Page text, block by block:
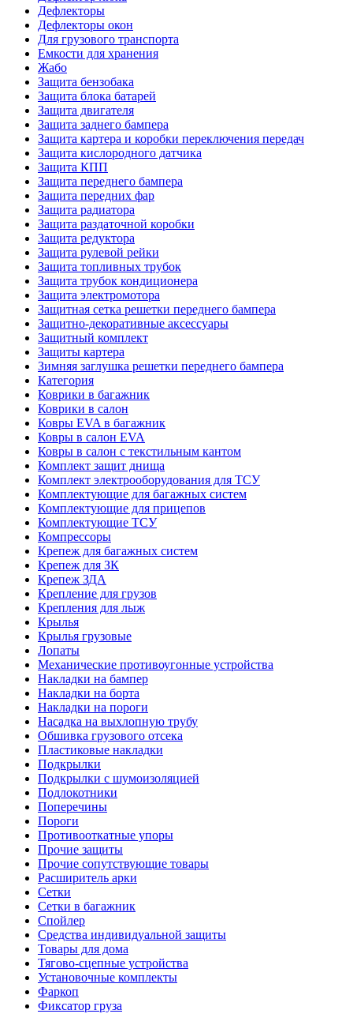
Дефлекторы
Дефлекторы окон
Для грузового транспорта
Емкости для хранения
Жабо
Защита бензобака
Защита блока батарей
Защита двигателя
Защита заднего бампера
Защита картера и коробки переключения передач
Защита кислородного датчика
Защита КПП
Защита переднего бампера
Защита передних фар
Защита радиатора
Защита раздаточной коробки
Защита редуктора
Защита рулевой рейки
Защита топливных трубок
Защита трубок кондиционера
Защита электромотора
Защитная сетка решетки переднего бампера
Защитно-декоративные аксессуары
Защитный комплект
Защиты картера
Зимняя заглушка решетки переднего бампера
Категория
Коврики в багажник
Коврики в салон
Ковры EVA в багажник
Ковры в салон EVA
Ковры в салон с текстильным кантом
Комплект защит днища
Комплект электрооборудования для ТСУ
Комплектующие для багажных систем
Комплектующие для прицепов
Комплектующие ТСУ
Компрессоры
Крепеж для багажных систем
Крепеж для ЗК
Крепеж ЗДА
Крепление для грузов
Крепления для лыж
Крылья
Крылья грузовые
Лопаты
Механические противоугонные устройства
Накладки на бампер
Накладки на борта
Накладки на пороги
Насадка на выхлопную трубу
Обшивка грузового отсека
Пластиковые накладки
Подкрылки
Подкрылки с шумоизоляцией
Подлокотники
Поперечины
Пороги
Противооткатные упоры
Прочие защиты
Прочие сопутствующие товары
Расширитель арки
Сетки
Сетки в багажник
Спойлер
Средства индивидуальной защиты
Товары для дома
Тягово-сцепные устройства
Установочные комплекты
Фаркоп
Фиксатор груза